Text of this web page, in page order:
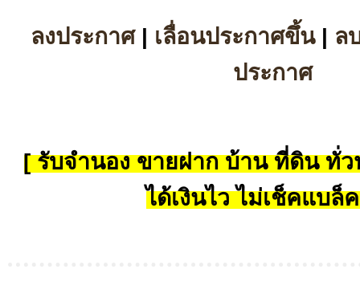
ลงประกาศ| เลื่อนประกาศขึ้น| ล
ประกาศ
[ รับจำนอง ขายฝาก บ้าน ที่ดิน ทั่ว
ได้เงินไว ไม่เช็คแบล็